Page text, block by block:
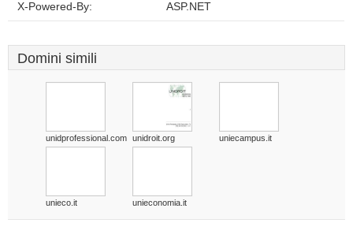
X-Powered-By: ASP.NET
Domini simili
unidprofessional.com unidroit.org uniecampus.it
unieco.it unieconomia.it